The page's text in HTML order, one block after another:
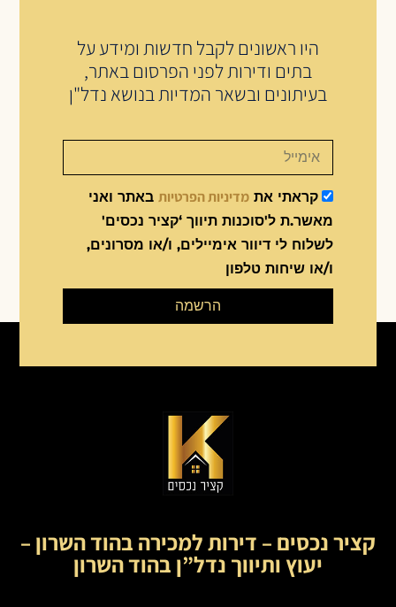
היו ראשונים לקבל חדשות ומידע על
בתים ודירות לפני הפרסום באתר,
בעיתונים ובשאר המדיות בנושא נדל"ן
קראתי את מדיניות הפרטיות באתר ואני
מאשר.ת ל'סוכנות תיווך ‘קציר נכסים'
לשלוח לי דיוור אימיילים, ו/או מסרונים,
ו/או שיחות טלפון
הרשמה
קציר נכסים – דירות למכירה בהוד השרון –
יעוץ ותיווך נדל”ן בהוד השרון